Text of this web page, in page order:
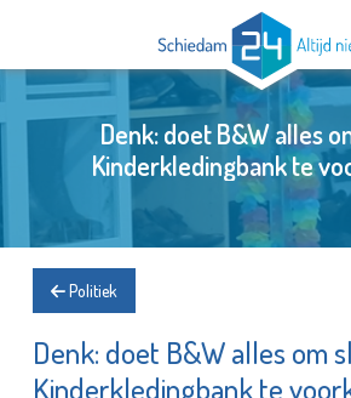
Denk: doet B&W alles
Kinderkledingbank te
Politiek
Denk: doet B&W alles om
Kinderkledingbank te